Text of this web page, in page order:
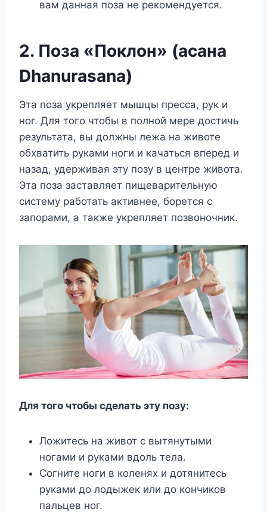
вам данная поза не рекомендуется.
2. Поза «Поклон» (асана
Dhanurasana)
Эта поза укрепляет мышцы пресса, рук и
ног. Для того чтобы в полной мере достичь
результата, вы должны лежа на животе
обхватить руками ноги и качаться вперед и
назад, удерживая эту позу в центре живота.
Эта поза заставляет пищеварительную
систему работать активнее, борется с
запорами, а также укрепляет позвоночник.
Для того чтобы сделать эту позу:
Ложитесь на живот с вытянутыми
ногами и руками вдоль тела.
Согните ноги в коленях и дотянитесь
руками до лодыжек или до кончиков
пальцев ног.